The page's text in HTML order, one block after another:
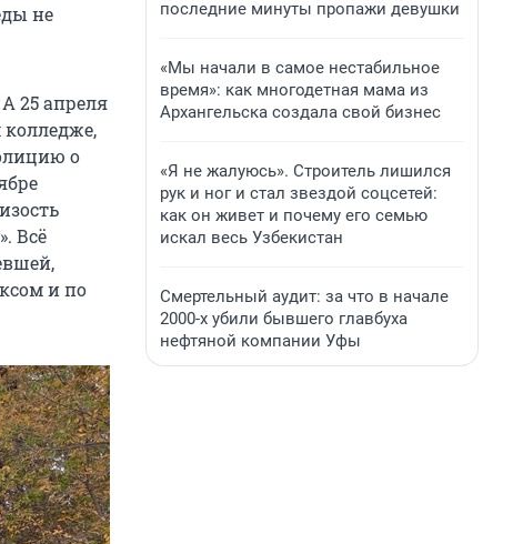
не
А 25 апреля
о
Всё
и по
последние минуты пропажи девушки
«Мы начали в самое нестабильное
время»: как многодетная мама из
Архангельска создала свой бизнес
«Я не жалуюсь». Строитель лишился
рук и ног и стал звездой соцсетей:
как он живет и почему его семью
искал весь Узбекистан
Смертельный аудит: за что в начале
2000-х убили бывшего главбуха
нефтяной компании Уфы